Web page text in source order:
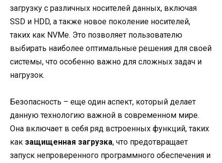
загрузку с различных носителей данных, включая
SSD и HDD, а также новое поколение носителей,
таких как NVMe. Это позволяет пользователю
выбирать наиболее оптимальные решения для своей
системы, что особенно важно для сложных задач и
нагрузок.
Безопасность – еще один аспект, который делает
данную технологию важной в современном мире.
Она включает в себя ряд встроенных функций, таких
как защищенная загрузка, что предотвращает
запуск непроверенного программного обеспечения и